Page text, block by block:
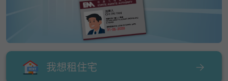
我想租住宅